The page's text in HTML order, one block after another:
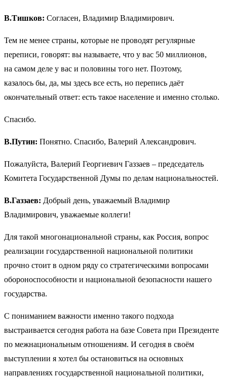
В.Тишков: Согласен, Владимир Владимирович.
Тем не менее страны, которые не проводят регулярные
переписи, говорят: вы называете, что у вас 50 миллионов,
на самом деле у вас и половины того нет. Поэтому,
казалось бы, да, мы здесь все есть, но перепись даёт
окончательный ответ: есть такое население и именно столько.
Спасибо.
В.Путин: Понятно. Спасибо, Валерий Александрович.
Пожалуйста, Валерий Георгиевич Газзаев – председатель
Комитета Государственной Думы по делам национальностей.
В.Газзаев: Добрый день, уважаемый Владимир
Владимирович, уважаемые коллеги!
Для такой многонациональной страны, как Россия, вопрос
реализации государственной национальной политики
прочно стоит в одном ряду со стратегическими вопросами
обороноспособности и национальной безопасности нашего
государства.
С пониманием важности именно такого подхода
выстраивается сегодня работа на базе Совета при Президенте
по межнациональным отношениям. И сегодня в своём
выступлении я хотел бы остановиться на основных
направлениях государственной национальной политики,